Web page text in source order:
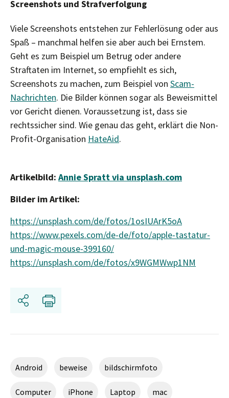
Screenshots und Strafverfolgung
Viele Screenshots entstehen zur Fehlerlösung oder aus
Spaß – manchmal helfen sie aber auch bei Ernstem.
Geht es zum Beispiel um Betrug oder andere
Straftaten im Internet, so empfiehlt es sich,
Screenshots zu machen, zum Beispiel von Scam-
Nachrichten. Die Bilder können sogar als Beweismittel
vor Gericht dienen. Voraussetzung ist, dass sie
rechtssicher sind. Wie genau das geht, erklärt die Non-
Profit-Organisation HateAid.
Artikelbild: Annie Spratt via unsplash.com
Bilder im Artikel:
https://unsplash.com/de/fotos/1osIUArK5oA
https://www.pexels.com/de-de/foto/apple-tastatur-
und-magic-mouse-399160/
https://unsplash.com/de/fotos/x9WGMWwp1NM
Share
Android beweise bildschirmfoto
Computer iPhone Laptop mac